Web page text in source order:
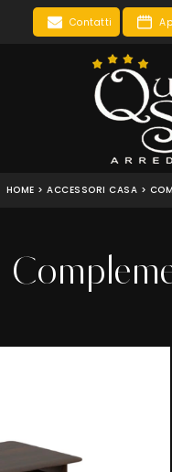
Contatti
HOME > ACCESSORI CASA >